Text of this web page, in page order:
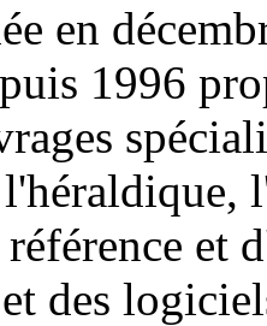
en
1996
et
des